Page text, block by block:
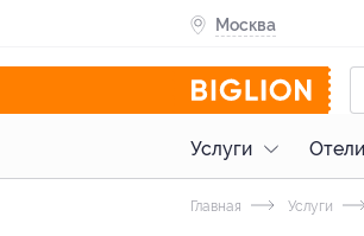
Москва
Услуги Отели
Главная Услуги